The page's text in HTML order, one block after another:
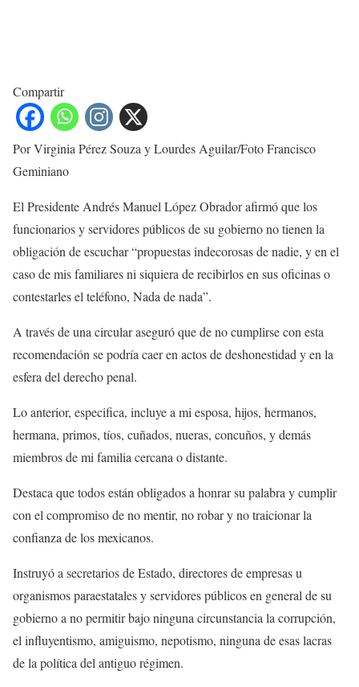
Compartir
Por Virginia Pérez Souza y Lourdes Aguilar/Foto Francisco
Geminiano
El Presidente Andrés Manuel López Obrador afirmó que los
funcionarios y servidores públicos de su gobierno no tienen la
obligación de escuchar “propuestas indecorosas de nadie, y en el
caso de mis familiares ni siquiera de recibirlos en sus oficinas o
contestarles el teléfono, Nada de nada”.
A través de una circular aseguró que de no cumplirse con esta
recomendación se podría caer en actos de deshonestidad y en la
esfera del derecho penal.
Lo anterior, especifica, incluye a mi esposa, hijos, hermanos,
hermana, primos, tíos, cuñados, nueras, concuños, y demás
miembros de mi familia cercana o distante.
Destaca que todos están obligados a honrar su palabra y cumplir
con el compromiso de no mentir, no robar y no traicionar la
confianza de los mexicanos.
Instruyó a secretarios de Estado, directores de empresas u
organismos paraestatales y servidores públicos en general de su
gobierno a no permitir bajo ninguna circunstancia la corrupción,
el influyentismo, amiguismo, nepotismo, ninguna de esas lacras
de la política del antiguo régimen.